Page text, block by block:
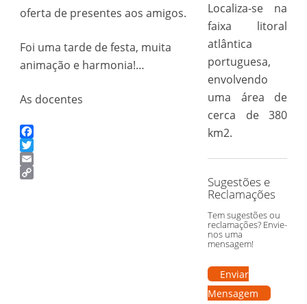
oferta de presentes aos amigos.
Foi uma tarde de festa, muita
animação e harmonia!…
As docentes
Facebook
Twitter
Email
Localiza-se na
faixa litoral
atlântica
portuguesa,
envolvendo
uma área de
cerca de 380
km2.
Sugestões e
Reclamações
Tem sugestões ou
reclamações? Envie-
nos uma
mensagem!
Enviar
Mensagem